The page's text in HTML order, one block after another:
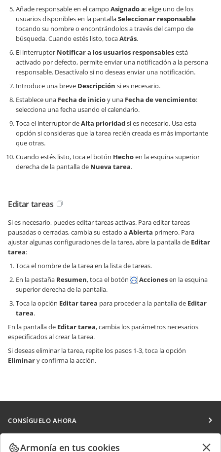
Añade responsable en el campo Asignado a: elige uno de los
usuarios disponibles en la pantallaSeleccionar responsable
tocando su nombre o encontrándolos a través del campo de
búsqueda. Cuando estés listo, tocaAtrás.
El interruptor Notificar a los usuarios responsablesestá
activado por defecto, permite enviar una notificación a la persona
responsable. Desactívalo si no deseas enviar una notificación.
Introduce una breve Descripción si es necesario.
Establece una Fecha de inicioy una Fecha de vencimiento:
selecciona una fecha usando el calendario.
Toca el interruptor deAlta prioridadsi es necesario. Usa esta
opción si consideras que la tarea recién creada es más importante
que otras.
Cuando estés listo, toca el botón Hechoen la esquina superior
derecha de la pantalla de Nueva tarea.
Editar tareas
Si es necesario, puedes editar tareas activas. Para editar tareas
pausadas o cerradas, cambia su estado aAbierta primero. Para
ajustar algunas configuraciones de la tarea, abre la pantalla de Editar
tarea:
Toca el nombre de la tarea en la lista de tareas.
En la pestaña Resumen, toca el botón Accionesen la esquina
superior derecha de la pantalla.
Toca la opción Editar tarea para proceder a la pantalla de Editar
tarea.
En la pantalla de Editar tarea, cambia los parámetros necesarios
especificados al crear la tarea.
Si deseas eliminar la tarea, repite los pasos 1-3, toca la opción
Eliminary confirma la acción.
CONSÍGUELO AHORA
Docs
COLABORAR
Armonía en tus cookies